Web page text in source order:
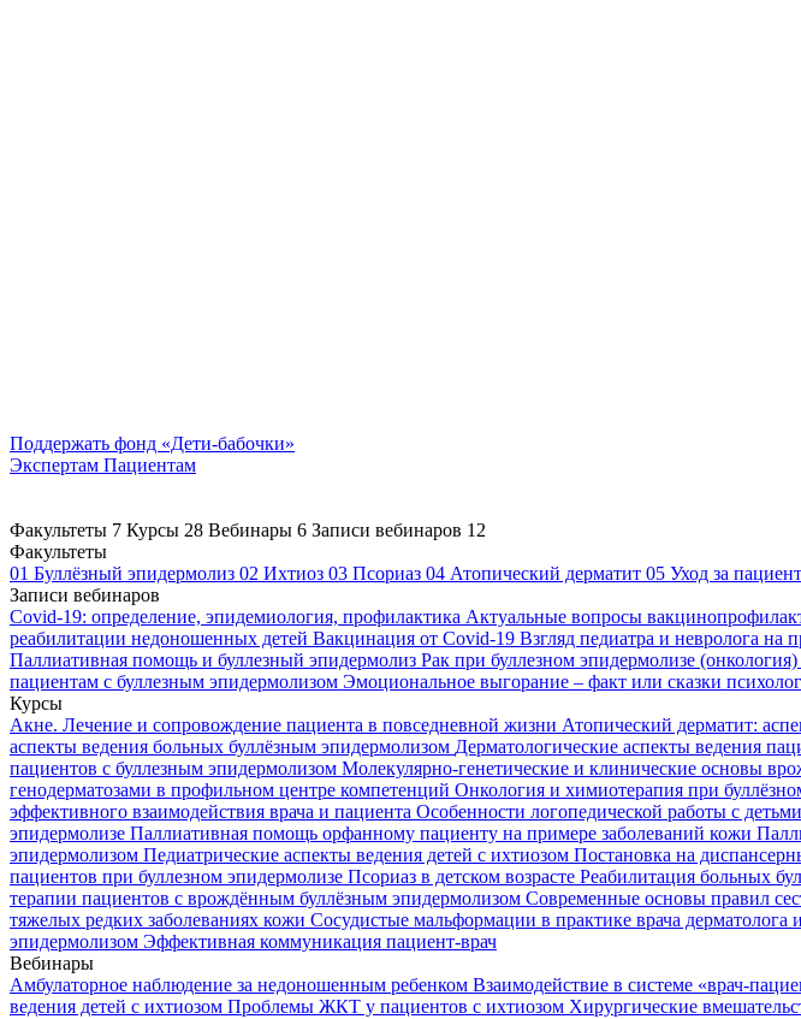
Поддержать фонд «Дети-бабочки»
Экспертам Пациентам
Факультеты 7 Курсы 28 Вебинары 6 Записи вебинаров 12
Факультеты
01 Буллёзный эпидермолиз 02 Ихтиоз 03 Псориаз 04 Атопический дерматит 05 Уход за
Записи вебинаров
Covid-19: определение, эпидемиология, профилактика Актуальные вопросы
реабилитации недоношенных детей Вакцинация от Covid-19 Взгляд педиатра и невролога на
Паллиативная помощь и буллезный эпидермолиз Рак при буллезном эпидермолизе (онкология)
пациентам с буллезным эпидермолизом Эмоциональное выгорание – факт или сказки
Курсы
Акне. Лечение и сопровождение пациента в повседневной жизни Атопический дерматит:
аспекты ведения больных буллёзным эпидермолизом Дерматологические аспекты ведения
пациентов с буллезным эпидермолизом Молекулярно-генетические и клинические основы
генодерматозами в профильном центре компетенций Онкология и химиотерапия при
эффективного взаимодействия врача и пациента Особенности логопедической работы с
эпидермолизе Паллиативная помощь орфанному пациенту на примере заболеваний кожи
эпидермолизом Педиатрические аспекты ведения детей с ихтиозом Постановка на
пациентов при буллезном эпидермолизе Псориаз в детском возрасте Реабилитация больных
терапии пациентов с врождённым буллёзным эпидермолизом Современные основы правил
тяжелых редких заболеваниях кожи Сосудистые мальформации в практике врача дерматолога
эпидермолизом Эффективная коммуникация пациент-врач
Вебинары
Амбулаторное наблюдение за недоношенным ребенком Взаимодействие в системе «врач-
ведения детей с ихтиозом Проблемы ЖКТ у пациентов с ихтиозом Хирургические